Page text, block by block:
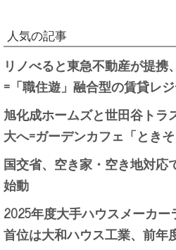
人気の記事
リノべると東急不動産が提
=「職住遊」融合型の賃貸レ
旭化成ホームズと世田谷トラ
大へ=ガーデンカフェ「とき
国交省、空き家・空き地対応
始動
2025年度大手ハウスメーカ
首位は大和ハウス工業、前年